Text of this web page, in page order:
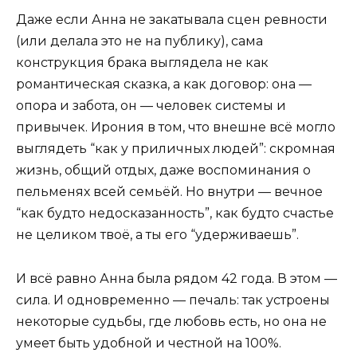
Даже если Анна не закатывала сцен ревности
(или делала это не на публику), сама
конструкция брака выглядела не как
романтическая сказка, а как договор: она —
опора и забота, он — человек системы и
привычек. Ирония в том, что внешне всё могло
выглядеть “как у приличных людей”: скромная
жизнь, общий отдых, даже воспоминания о
пельменях всей семьёй. Но внутри — вечное
“как будто недосказанность”, как будто счастье
не целиком твоё, а ты его “удерживаешь”.
И всё равно Анна была рядом 42 года. В этом —
сила. И одновременно — печаль: так устроены
некоторые судьбы, где любовь есть, но она не
умеет быть удобной и честной на 100%.